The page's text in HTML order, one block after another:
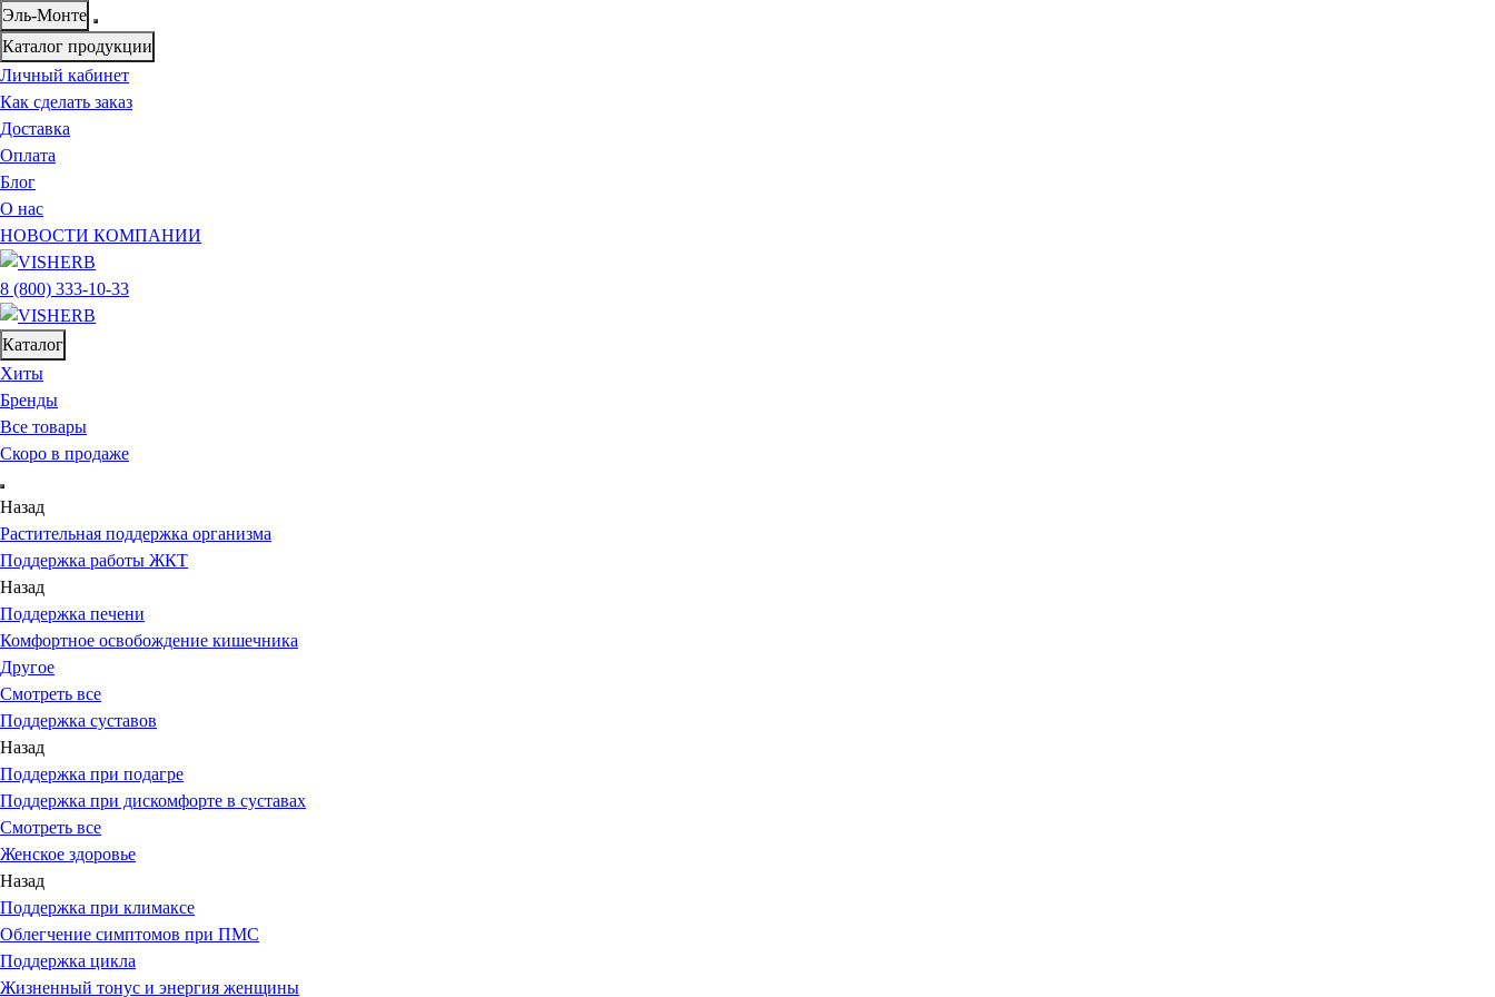
Эль-Монте
Каталог продукции
Личный кабинет
Как сделать заказ
Доставка
Оплата
Блог
О нас
НОВОСТИ КОМПАНИИ
8 (800) 333-10-33
Каталог
Хиты
Бренды
Все товары
Скоро в продаже
Назад
Растительная поддержка организма
Поддержка работы ЖКТ
Назад
Поддержка печени
Комфортное освобождение кишечника
Другое
Смотреть все
Поддержка суставов
Назад
Поддержка при подагре
Поддержка при дискомфорте в суставах
Смотреть все
Женское здоровье
Назад
Поддержка при климаксе
Облегчение симптомов при ПМС
Поддержка цикла
Жизненный тонус и энергия женщины